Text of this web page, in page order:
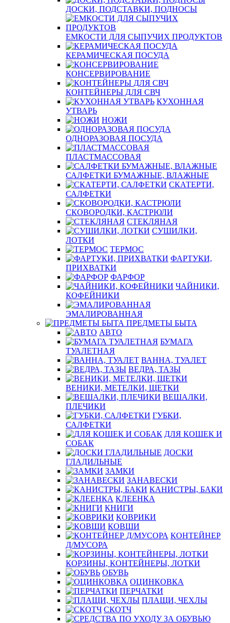
ДОСКИ, ПОДСТАВКИ, ПОДНОСЫ
ЕМКОСТИ ДЛЯ СЫПУЧИХ ПРОДУКТОВ
КЕРАМИЧЕСКАЯ ПОСУДА
КОНСЕРВИРОВАНИЕ
КОНТЕЙНЕРЫ ДЛЯ СВЧ
КУХОННАЯ
УТВАРЬ
НОЖИ
ОДНОРАЗОВАЯ ПОСУДА
ПЛАСТМАССОВАЯ
САЛФЕТКИ БУМАЖНЫЕ, ВЛАЖНЫЕ
СКАТЕРТИ,
САЛФЕТКИ
СКОВОРОДКИ, КАСТРЮЛИ
СТЕКЛЯНАЯ
СУШИЛКИ,
ЛОТКИ
ТЕРМОС
ФАРТУКИ,
ПРИХВАТКИ
ФАРФОР
ЧАЙНИКИ,
КОФЕЙНИКИ
ЭМАЛИРОВАННАЯ
ПРЕДМЕТЫ БЫТА
АВТО
БУМАГА
ТУАЛЕТНАЯ
ВАННА, ТУАЛЕТ
ВЕДРА, ТАЗЫ
ВЕНИКИ, МЕТЕЛКИ, ЩЕТКИ
ВЕШАЛКИ,
ПЛЕЧИКИ
ГУБКИ,
САЛФЕТКИ
ДЛЯ КОШЕК И
СОБАК
ДОСКИ
ГЛАДИЛЬНЫЕ
ЗАМКИ
ЗАНАВЕСКИ
КАНИСТРЫ, БАКИ
КЛЕЕНКА
КНИГИ
КОВРИКИ
КОВШИ
КОНТЕЙНЕР
Д/МУСОРА
КОРЗИНЫ, КОНТЕЙНЕРЫ, ЛОТКИ
ОБУВЬ
ОЦИНКОВКА
ПЕРЧАТКИ
ПЛАЩИ, ЧЕХЛЫ
СКОТЧ